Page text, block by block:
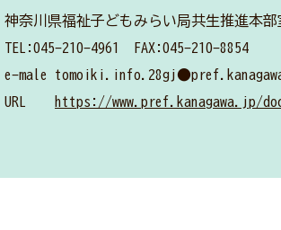
神奈川県福祉子どもみらい局共生推進本部
TEL:045-210-4961 FAX:045-210-8854
e-male
URL
https://www.pref.kanagawa.jp/